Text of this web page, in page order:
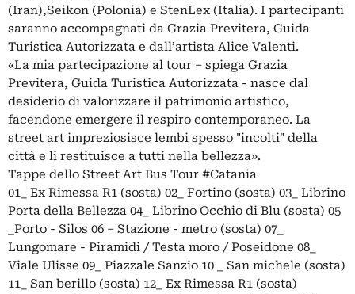
(Iran),Seikon (Polonia) e StenLex (Italia). I partecipanti
saranno accompagnati da Grazia Previtera, Guida
Turistica Autorizzata e dall’artista Alice Valenti.
«La mia partecipazione al tour – spiega Grazia
Previtera, Guida Turistica Autorizzata - nasce dal
desiderio di valorizzare il patrimonio artistico,
facendone emergere il respiro contemporaneo. La
street art impreziosisce lembi spesso "incolti" della
città e li restituisce a tutti nella bellezza».
Tappe dello Street Art Bus Tour #Catania
01_ Ex Rimessa R1 (sosta) 02_ Fortino (sosta) 03_ Librino
Porta della Bellezza 04_ Librino Occhio di Blu (sosta) 05
_Porto - Silos 06 – Stazione - metro (sosta) 07_
Lungomare - Piramidi / Testa moro / Poseidone 08_
Viale Ulisse 09_ Piazzale Sanzio 10 _ San michele (sosta)
11_ San berillo (sosta) 12_ Ex Rimessa R1 (sosta)